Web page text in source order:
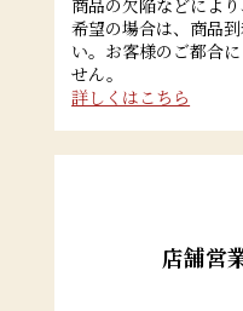
希望の場合は、商品
い。お客様のご都合
せん。
詳しくはこちら
店舗営